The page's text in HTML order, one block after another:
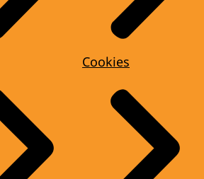
Cookies